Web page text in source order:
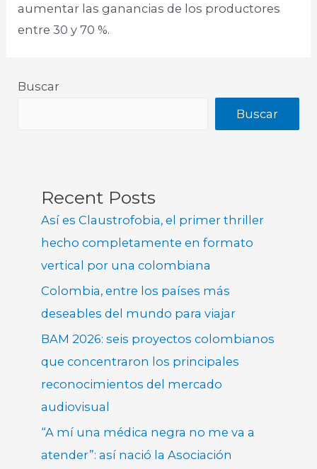
aumentar las ganancias de los productores
entre 30 y 70 %.​
Buscar
Buscar
Recent Posts
Así es Claustrofobia, el primer thriller
hecho completamente en formato
vertical por una colombiana
Colombia, entre los países más
deseables del mundo para viajar
BAM 2026: seis proyectos colombianos
que concentraron los principales
reconocimientos del mercado
audiovisual
“A mí una médica negra no me va a
atender”: así nació la Asociación